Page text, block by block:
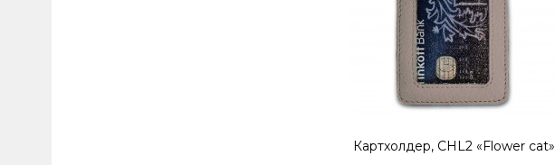
Картхолдер, CHL2 «Flower cat»